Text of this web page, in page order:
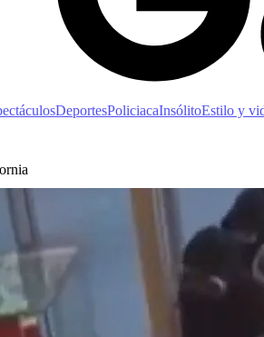
DeportesPoliciacaInsólitoEstilo y